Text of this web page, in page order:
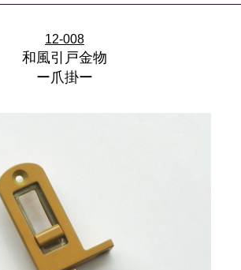
12-008
和風引戸金物
ー爪掛ー